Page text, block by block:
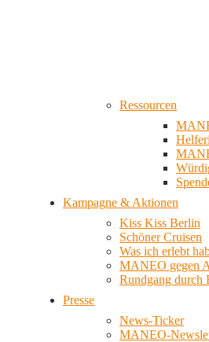
Ressourcen
Kampagne & Aktionen
Kiss Kiss Berlin
Schöner Cruisen
Was ich erlebt
MANEO gegen
Rundgang durch
Presse
News-Ticker
MANEO-